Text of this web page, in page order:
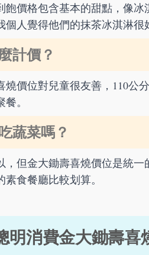
飽價格包含基本的甜點，像
個人覺得他們的抹茶冰淇淋很
計價？
燒價位對兒童很友善，110公
。
蔬菜嗎？
，但金大鋤壽喜燒價位是統
食餐廳比較划算。
明消費金大鋤壽喜